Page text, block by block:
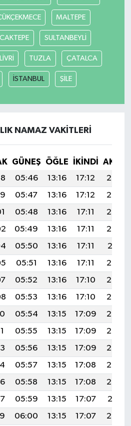
MALTEPE
SULTANBEYLİ
TUZLA ÇATALCA
İSTANBUL ŞİLE
NAMAZ VAKITLERI
GÜNEŞ ÖĞLE İKINDI
05:46 13:16 17:12
20:35
05:47 13:16 17:12
20:34
05:48 13:16 17:11
20:33
05:49 13:16 17:11
20:32
05:50 13:16 17:11
20:31
05:51 13:16 17:11
20:30
05:52 13:16 17:10
20:29
05:53 13:16 17:10
20:28
05:54 13:15 17:09
20:27
05:55 13:15 17:09
20:26
05:56 13:15 17:09
20:25
05:57 13:15 17:08
20:24
05:58 13:15 17:08
20:23
05:59 13:15 17:07
20:21
06:00 13:15 17:07
20:20